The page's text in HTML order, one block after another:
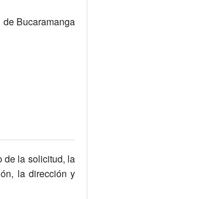
Bucaramanga
de la solicitud, la
la dirección y